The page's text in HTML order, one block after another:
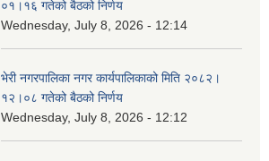
०१।१६ गतेको बैठको निर्णय
Wednesday, July 8, 2026 - 12:14
भेरी नगरपालिका नगर कार्यपालिकाको मिति २०८२।
१२।०८ गतेको बैठको निर्णय
Wednesday, July 8, 2026 - 12:12